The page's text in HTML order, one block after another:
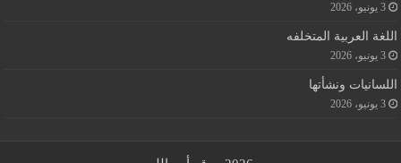
3 يونيو، 2026
اللغة العربية المتخلفه
3 يونيو، 2026
اللسانيات ونشأتها
3 يونيو، 2026